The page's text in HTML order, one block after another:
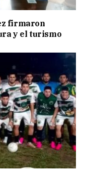
firmaron
y el turismo